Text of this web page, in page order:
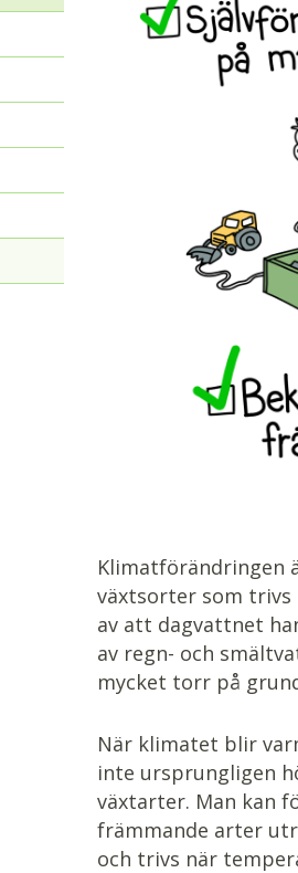
Klimatförändringen
växtsorter som trivs
av att dagvattnet
av regn- och
mycket torr på
När klimatet blir
inte ursprungligen
växtarter. Man kan
främmande arter
och trivs när